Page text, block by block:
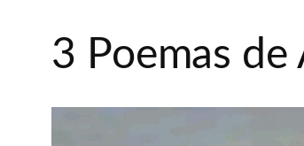
3 Poemas